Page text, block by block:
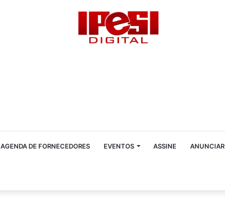
AGENDA DE FORNECEDORES EVENTOS ASSINE ANUNCIAR